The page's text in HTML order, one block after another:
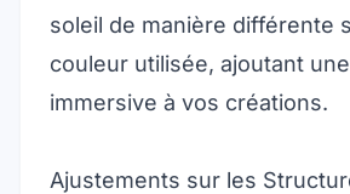
soleil de manière différente
couleur utilisée, ajoutant
immersive à vos créations.
Ajustements sur les